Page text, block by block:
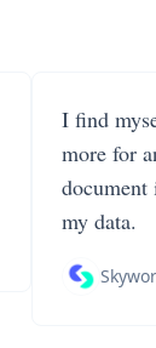
I find
more for
document
my data.